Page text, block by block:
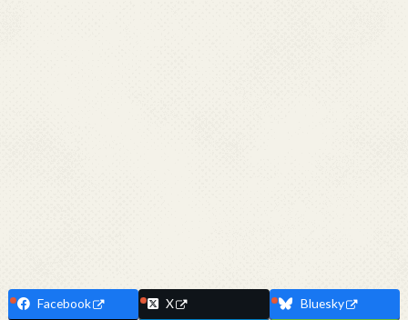
Facebook X
Bluesky